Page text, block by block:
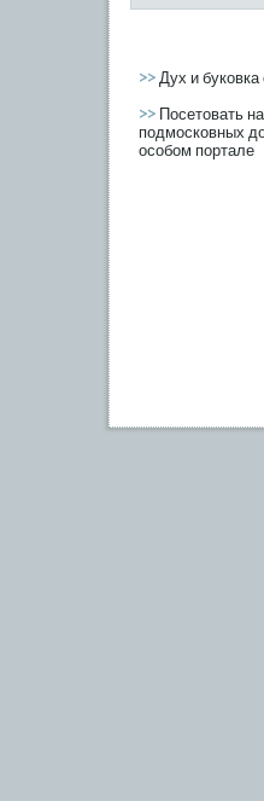
>> Дух и буковка
>> Посетовать
подмосковных
особом портале